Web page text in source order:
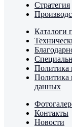
Стратегия
Каталоги
Политика
Политика
данных
Контакты
Новости